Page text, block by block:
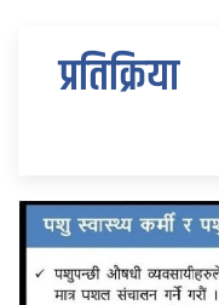
प्रतिक्रिया